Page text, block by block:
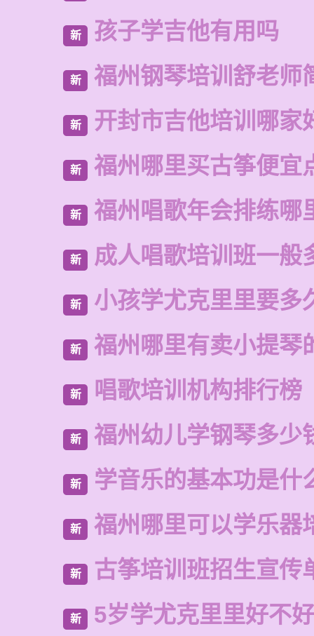
新 孩子学吉他有用吗
新 福州钢琴培训舒老师
新 开封市吉他培训哪家
新 福州哪里买古筝便宜
新 福州唱歌年会排练哪
新 成人唱歌培训班一般
新 小孩学尤克里里要多
新 福州哪里有卖小提琴
新 唱歌培训机构排行榜
新 福州幼儿学钢琴多少
新 学音乐的基本功是什
新 福州哪里可以学乐器
新 古筝培训班招生宣传
新 5岁学尤克里里好不好